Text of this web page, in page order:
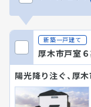
新築一戸建て
厚木市戸室
陽光降り注ぐ、厚